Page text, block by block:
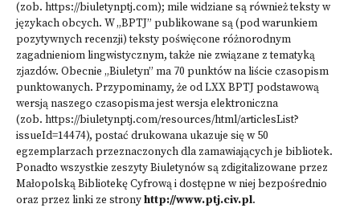
(zob. https://biuletynptj.com); mile widziane są również teksty w
językach obcych. W „BPTJ” publikowane są (pod warunkiem
pozytywnych recenzji) teksty poświęcone różnorodnym
zagadnieniom lingwistycznym, także nie związane z tematyką
zjazdów. Obecnie „Biuletyn” ma 70 punktów na liście czasopism
punktowanych. Przypominamy, że od LXX BPTJ podstawową
wersją naszego czasopisma jest wersja elektroniczna
(zob. https://biuletynptj.com/resources/html/articlesList?
issueId=14474), postać drukowana ukazuje się w 50
egzemplarzach przeznaczonych dla zamawiających je bibliotek.
Ponadto wszystkie zeszyty Biuletynów są zdigitalizowane przez
Małopolską Bibliotekę Cyfrową i dostępne w niej bezpośrednio
oraz przez linki ze stronyhttp://www.ptj.civ.pl.